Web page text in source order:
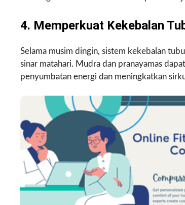
4. Memperkuat Kekebalan
Selama musim dingin, sistem kekebalan
sinar matahari. Mudra dan pranayamas
penyumbatan energi dan meningkatkan